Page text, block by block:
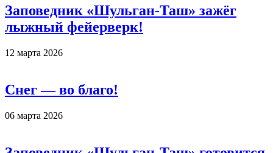
Заповедник «Шульган-Таш» зажёг
лыжный фейерверк!
12 марта 2026
Снег — во благо!
06 марта 2026